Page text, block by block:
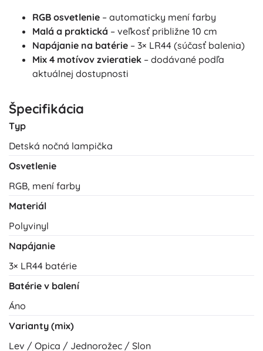
RGB osvetlenie – automaticky mení farby
Malá a praktická – veľkosť približne 10 cm
Napájanie na batérie – 3× LR44 (súčasť balenia)
Mix 4 motívov zvieratiek – dodávané podľa
aktuálnej dostupnosti
Špecifikácia
Typ
Detská nočná lampička
Osvetlenie
RGB, mení farby
Materiál
Polyvinyl
Napájanie
3× LR44 batérie
Batérie v balení
Áno
Varianty (mix)
Lev / Opica / Jednorožec / Slon